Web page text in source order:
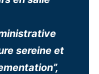
sereine et